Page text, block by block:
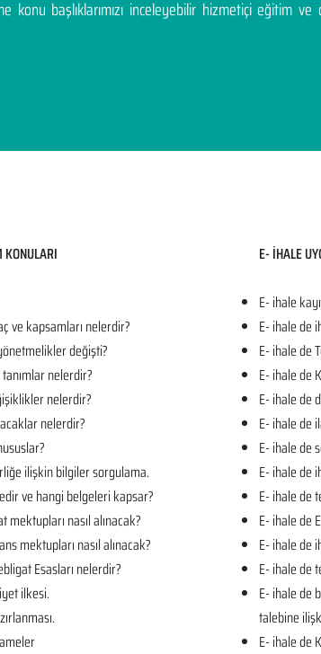
konu başlıklarımızı inceleyebilir hizmetiçi eğitim
ve kapsamları nelerdir?
değişti?
nelerdir?
nelerdir?
nelerdir?
ilişkin bilgiler sorgulama.
ve hangi belgeleri kapsar?
nasıl alınacak?
mektupları nasıl alınacak?
Esasları nelerdir?
ilkesi.
E- İHALE
E- ihale
E- ihale de
E- ihale de
E- ihale de
E- ihale de
E- ihale de
E- ihale de
E- ihale de
E- ihale de
E- ihale de
E- ihale de
E- ihale de
E- ihale de
talebine
E- ihale de